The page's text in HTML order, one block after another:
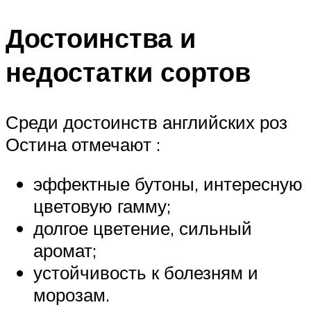
Достоинства и
недостатки сортов
Среди достоинств английских роз
Остина отмечают :
эффектные бутоны, интересную
цветовую гамму;
долгое цветение, сильный
аромат;
устойчивость к болезням и
морозам.